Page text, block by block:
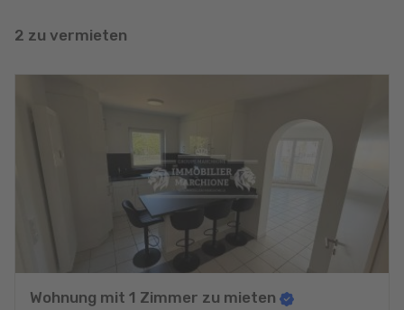
2 zu vermieten
Wohnung mit 1 Zimmer zu mieten